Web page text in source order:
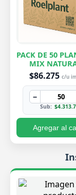
PACK DE 50
MIX
$86.275 c/u
−
Sub:
Agregar al